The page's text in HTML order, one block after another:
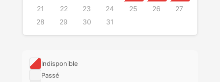
21
22 23 24 25 26
27
28
29 30 31
Indisponible
Passé